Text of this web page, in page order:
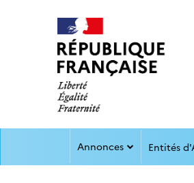
Annonces Entités